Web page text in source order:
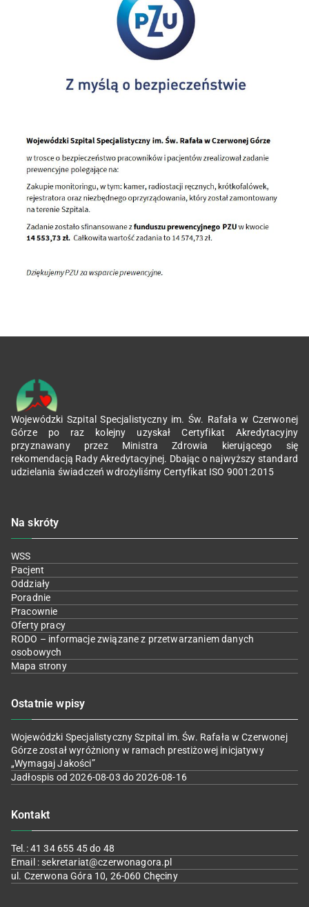
Wojewódzki Szpital Specjalistyczny im. Św. Rafała w Czerwonej
Górze po raz kolejny uzyskał Certyfikat Akredytacyjny
przyznawany przez Ministra Zdrowia kierującego się
rekomendacją Rady Akredytacyjnej. Dbając o najwyższy standard
udzielania świadczeń wdrożyliśmy Certyfikat ISO 9001:2015
Na skróty
WSS
Pacjent
Oddziały
Poradnie
Pracownie
Oferty pracy
RODO – informacje związane z przetwarzaniem danych
osobowych
Mapa strony
Ostatnie wpisy
Wojewódzki Specjalistyczny Szpital im. Św. Rafała w Czerwonej
Górze został wyróżniony w ramach prestiżowej inicjatywy
„Wymagaj Jakości”
Jadłospis od 2026-08-03 do 2026-08-16
Kontakt
Tel.: 41 34 655 45 do 48
Email : sekretariat@czerwonagora.pl
ul. Czerwona Góra 10, 26-060 Chęciny